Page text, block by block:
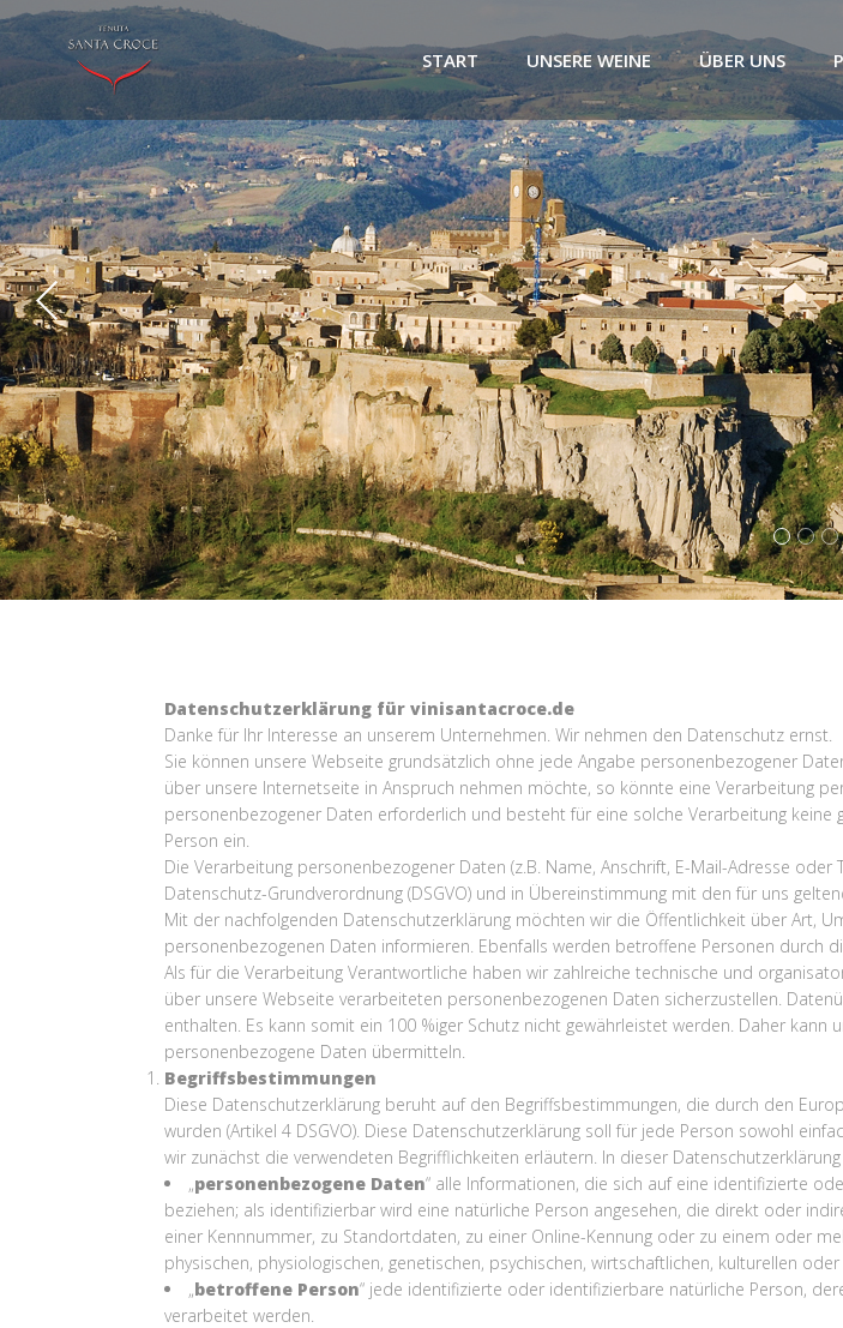
START UNSERE WEINE ÜBER UNS
Datenschutzerklärung für vinisantacroce.de
Danke für Ihr Interesse an unserem Unternehmen. Wir nehmen den Datenschutz ernst.
Sie können unsere Webseite grundsätzlich ohne jede Angabe personenbezogener
über unsere Internetseite in Anspruch nehmen möchte, so könnte eine Verarbeitung
personenbezogener Daten erforderlich und besteht für eine solche Verarbeitung
Person ein.
Die Verarbeitung personenbezogener Daten (z.B. Name, Anschrift, E-Mail-Adresse
Datenschutz-Grundverordnung (DSGVO) und in Übereinstimmung mit den für uns
Mit der nachfolgenden Datenschutzerklärung möchten wir die Öffentlichkeit über Art,
personenbezogenen Daten informieren. Ebenfalls werden betroffene Personen durch
Als für die Verarbeitung Verantwortliche haben wir zahlreiche technische und
über unsere Webseite verarbeiteten personenbezogenen Daten sicherzustellen.
enthalten. Es kann somit ein 100 %iger Schutz nicht gewährleistet werden. Daher
personenbezogene Daten übermitteln.
Begriffsbestimmungen
Diese Datenschutzerklärung beruht auf den Begriffsbestimmungen, die durch den
wurden (Artikel 4 DSGVO). Diese Datenschutzerklärung soll für jede Person sowohl
wir zunächst die verwendeten Begrifflichkeiten erläutern. In dieser
„personenbezogene Daten“ alle Informationen, die sich auf eine identifizierte
beziehen; als identifizierbar wird eine natürliche Person angesehen, die direkt oder
einer Kennnummer, zu Standortdaten, zu einer Online-Kennung oder zu einem oder
physischen, physiologischen, genetischen, psychischen, wirtschaftlichen, kulturellen
„betroffene Person“ jede identifizierte oder identifizierbare natürliche Person,
verarbeitet werden.